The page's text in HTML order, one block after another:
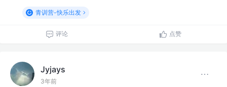
青训营-快乐出发
评论 点赞
Jyjays
3年前